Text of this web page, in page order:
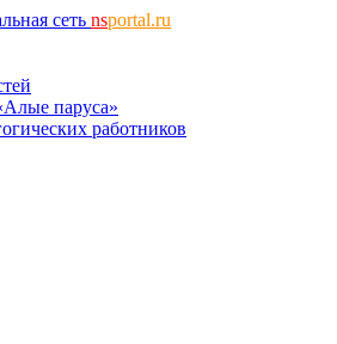
сеть nsportal.ru
паруса»
работников